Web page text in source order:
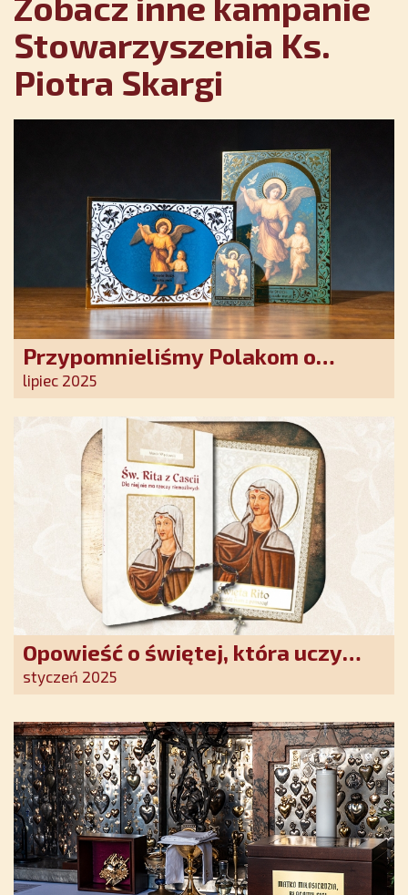
Stowarzyszenia Ks.
Piotra Skargi
Przypomnieliśmy Polakom o
obecności Anioła Stróża!
lipiec 2025
Opowieść o świętej, która uczy
szczerego oddania się Bogu.
nadziei w XXI wieku
styczeń 2025